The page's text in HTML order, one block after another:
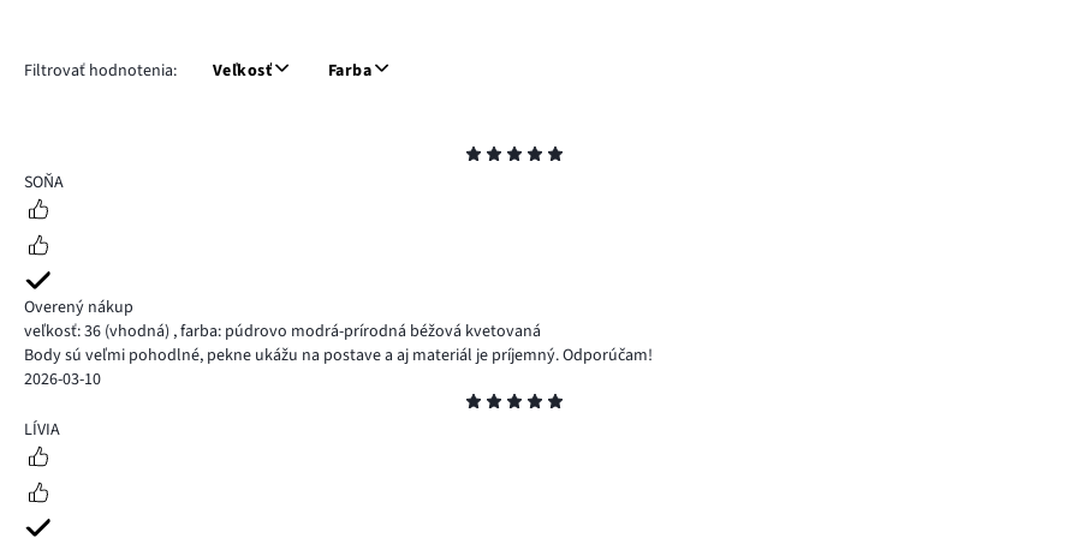
Filtrovať hodnotenia: Veľkosť Farba
5
SOŇA
Overený nákup
veľkosť: 36 (vhodná) ,farba: púdrovo modrá-prírodná béžová kvetovaná
Body sú veľmi pohodlné, pekne ukážu na postave a aj materiál je príjemný. Odporúčam!
2026-03-10
5LÍVIA